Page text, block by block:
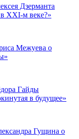
Дзерманта
XXI-м веке?»
Межуева о
Гайды
в будущее»
Гущина о